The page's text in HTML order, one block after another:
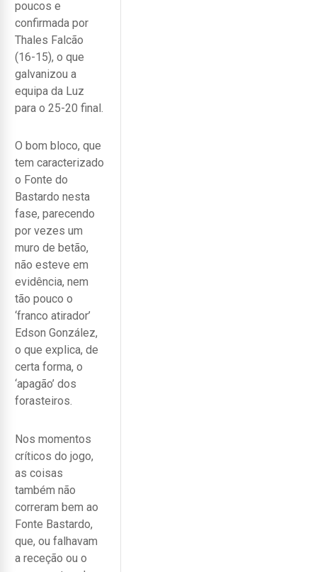
poucos e
confirmada por
Thales Falcão
(16-15), o que
galvanizou a
equipa da Luz
para o 25-20 final.
O bom bloco, que
tem caracterizado
o Fonte do
Bastardo nesta
fase, parecendo
por vezes um
muro de betão,
não esteve em
evidência, nem
tão pouco o
‘franco atirador’
Edson González,
o que explica, de
certa forma, o
‘apagão’ dos
forasteiros.
Nos momentos
críticos do jogo,
as coisas
também não
correram bem ao
Fonte Bastardo,
que, ou falhavam
a receção ou o